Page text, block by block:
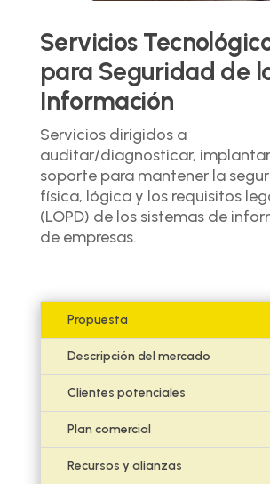
Servicios
para Seguridad de
Información
Servicios dirigidos a
auditar/diagnosticar,
soporte para mantener la
física, lógica y los requisitos
(LOPD) de los sistemas de
de empresas.
Propuesta
Descripción del mercado
Clientes potenciales
Plan comercial
Recursos y alianzas